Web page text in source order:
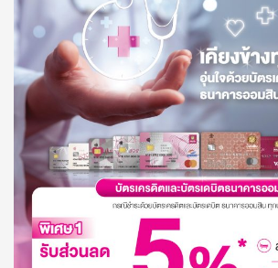
ติดต่อเรา
บริการออนไลน์
TH
EN
GSB Society